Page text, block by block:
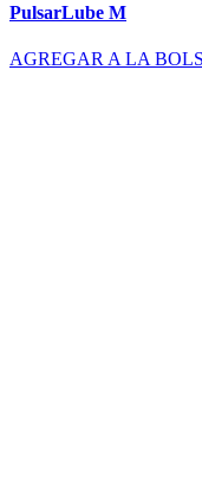
PulsarLube M
AGREGAR A LA